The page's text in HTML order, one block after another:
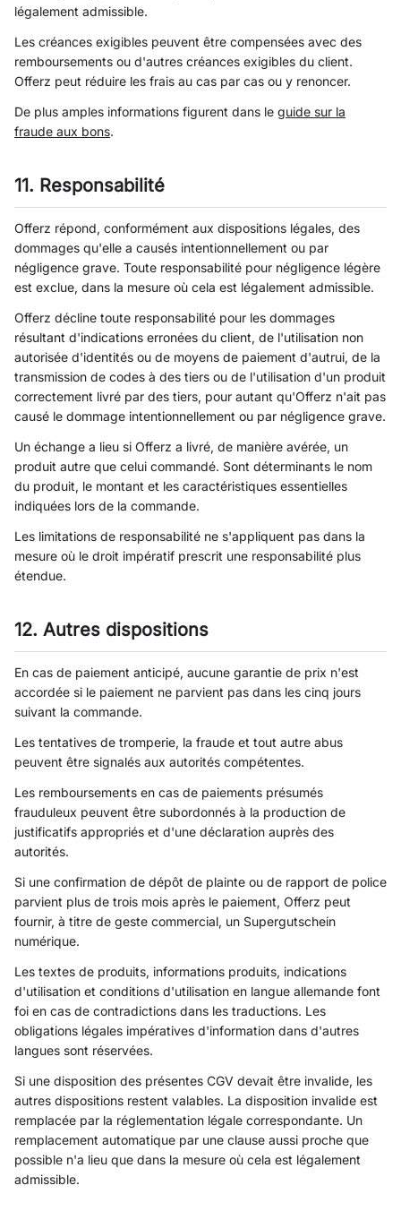
légalement admissible.
Les créances exigibles peuvent être compensées avec des
remboursements ou d'autres créances exigibles du client.
Offerz peut réduire les frais au cas par cas ou y renoncer.
De plus amples informations figurent dans le guide sur la
fraude aux bons.
11. Responsabilité
Offerz répond, conformément aux dispositions légales, des
dommages qu'elle a causés intentionnellement ou par
négligence grave. Toute responsabilité pour négligence légère
est exclue, dans la mesure où cela est légalement admissible.
Offerz décline toute responsabilité pour les dommages
résultant d'indications erronées du client, de l'utilisation non
autorisée d'identités ou de moyens de paiement d'autrui, de la
transmission de codes à des tiers ou de l'utilisation d'un produit
correctement livré par des tiers, pour autant qu'Offerz n'ait pas
causé le dommage intentionnellement ou par négligence grave.
Un échange a lieu si Offerz a livré, de manière avérée, un
produit autre que celui commandé. Sont déterminants le nom
du produit, le montant et les caractéristiques essentielles
indiquées lors de la commande.
Les limitations de responsabilité ne s'appliquent pas dans la
mesure où le droit impératif prescrit une responsabilité plus
étendue.
12. Autres dispositions
En cas de paiement anticipé, aucune garantie de prix n'est
accordée si le paiement ne parvient pas dans les cinq jours
suivant la commande.
Les tentatives de tromperie, la fraude et tout autre abus
peuvent être signalés aux autorités compétentes.
Les remboursements en cas de paiements présumés
frauduleux peuvent être subordonnés à la production de
justificatifs appropriés et d'une déclaration auprès des
autorités.
Si une confirmation de dépôt de plainte ou de rapport de police
parvient plus de trois mois après le paiement, Offerz peut
fournir, à titre de geste commercial, un Supergutschein
numérique.
Les textes de produits, informations produits, indications
d'utilisation et conditions d'utilisation en langue allemande font
foi en cas de contradictions dans les traductions. Les
obligations légales impératives d'information dans d'autres
langues sont réservées.
Si une disposition des présentes CGV devait être invalide, les
autres dispositions restent valables. La disposition invalide est
remplacée par la réglementation légale correspondante. Un
remplacement automatique par une clause aussi proche que
possible n'a lieu que dans la mesure où cela est légalement
admissible.